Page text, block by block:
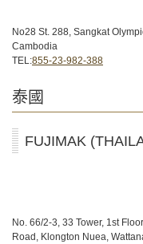
No28 St. 288, Sangkat
Cambodia
TEL:855-23-982-388
泰國
FUJIMAK
No. 66/2-3, 33 Tower, 1st
Road, Klongton Nuea,